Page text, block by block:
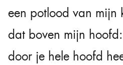
een potlood van mijn
dat boven mijn
door je hele hoofd